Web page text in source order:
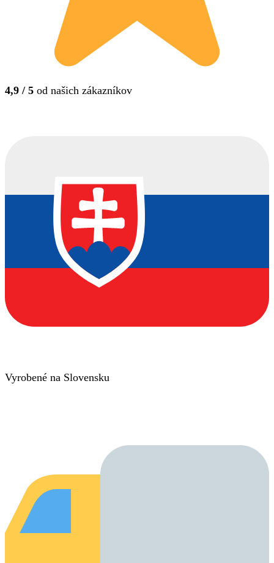
4,9 / 5 od našich zákazníkov
Vyrobené na Slovensku